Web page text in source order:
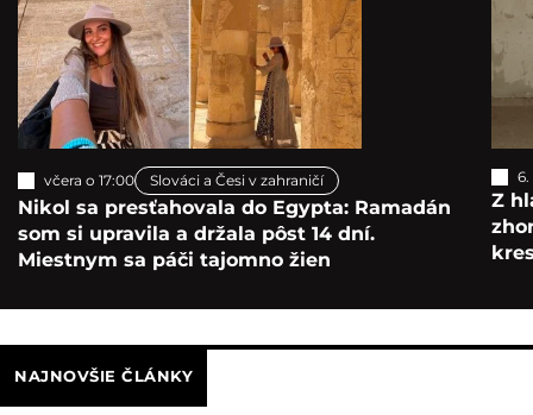
včera o 17:00 Slováci a Česi v zahraničí
Nikol sa presťahovala do Egypta: Ramadán
som si upravila a držala pôst 14 dní.
Miestnym sa páči tajomno žien
Z
NAJNOVŠIE ČLÁNKY